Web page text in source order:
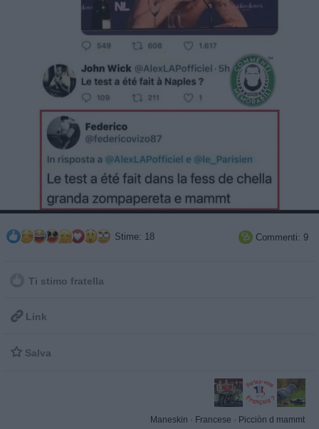
Stime: 18  Commenti: 9
Ti stimo fratella
 Link
 Salva
Maneskin · Francese · Picciòn d mammt